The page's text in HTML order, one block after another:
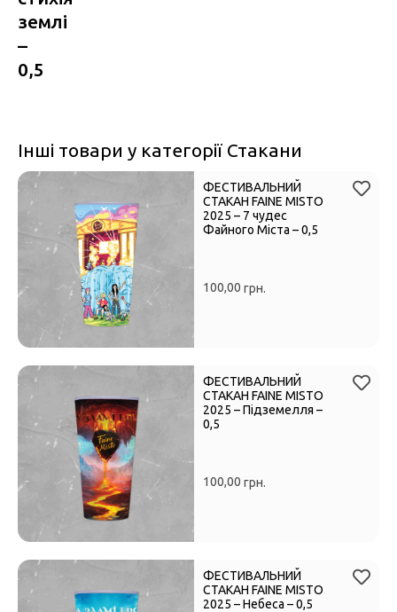
землі
–
0,5
Інші товари у категорії Стакани
ФЕСТИВАЛЬНИЙ
СТАКАН FAINE MISTO
2025 – 7 чудес
Файного Міста – 0,5
100,00 грн.
ФЕСТИВАЛЬНИЙ
СТАКАН FAINE MISTO
2025 – Підземелля –
0,5
100,00 грн.
ФЕСТИВАЛЬНИЙ
СТАКАН FAINE MISTO
2025 – Небеса – 0,5